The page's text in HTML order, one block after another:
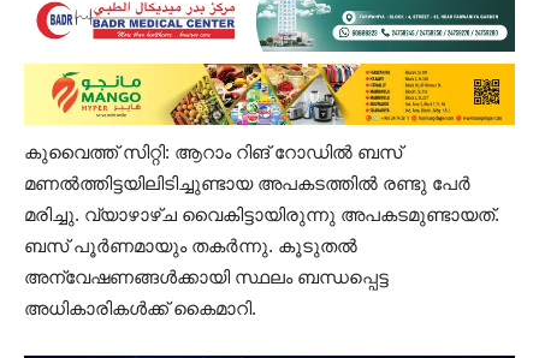
കുവൈത്ത് സിറ്റി: ആറാം റിങ് റോഡിൽ ബസ്
മണൽത്തിട്ടയിലിടിച്ചുണ്ടായ അപകടത്തിൽ രണ്ടു പേർ
മരിച്ചു. വ്യാഴാഴ്ച വൈകിട്ടായിരുന്നു അപകടമുണ്ടായത്.
ബസ് പൂർണമായും തകർന്നു. കൂടുതൽ
അന്വേഷണങ്ങൾക്കായി സ്ഥലം ബന്ധപ്പെട്ട
അധികാരികൾക്ക് കൈമാറി.